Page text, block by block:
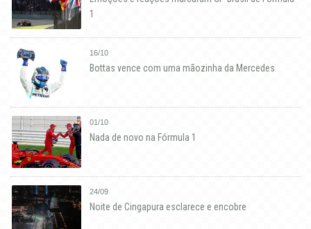
1
16/10
Bottas vence com uma mãozinha da Mercedes
01/10
Nada de novo na Fórmula 1
24/09
Noite de Cingapura esclarece e encobre